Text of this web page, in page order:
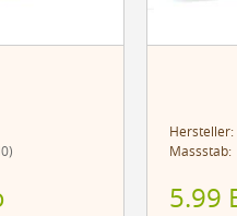
Hersteller:
Massstab:
5.99